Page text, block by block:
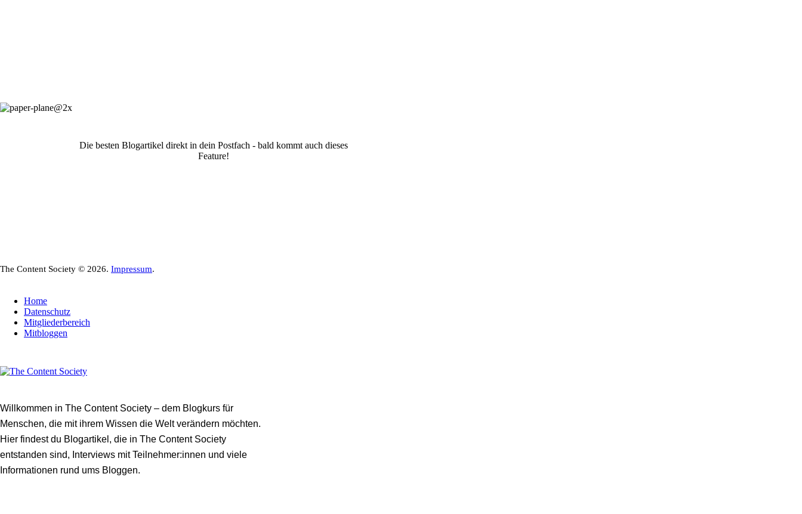
Die besten Blogartikel direkt in dein Postfach - bald kommt auch dieses
Feature!
The Content Society © 2026. Impressum.
Home
Datenschutz
Mitgliederbereich
Mitbloggen
Willkommen in The Content Society – dem Blogkurs für
Menschen, die mit ihrem Wissen die Welt verändern möchten.
Hier findest du Blogartikel, die in The Content Society
entstanden sind, Interviews mit Teilnehmer:innen und viele
Informationen rund ums Bloggen.